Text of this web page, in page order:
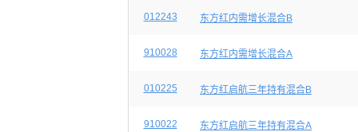
012243 东方红内需增长混合B
910028 东方红内需增长混合A
010225 东方红启航三年持有混合B
910022 东方红启航三年持有混合A